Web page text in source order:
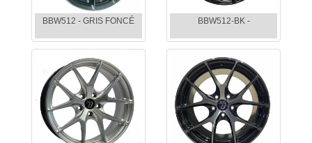
BBW512 - GRIS FONCÉ BBW512-BK -